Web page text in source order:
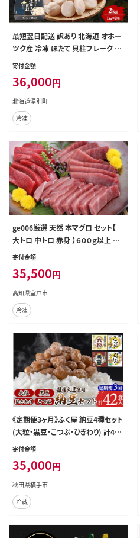
最短翌日配送 訳あり 北海道 オホー
ツク産 冷凍 ほたて 貝柱フレーク 2k
g（1kg×2箱）ホタテ ランキング 海
さと 規格外 人気 ホタテ貝柱
寄付金額
36,000円
北海道湧別町
冷凍
ge006厳選 天然 本マグロ セット【
大トロ 中トロ 赤身 】６００ｇ以上 本
まぐろ 100% 冷凍 刺身 海鮮 丼 さく
寄付金額
35,500円
高知県室戸市
冷凍
《定期便3ヶ月》ふく屋 納豆4種セット
(大粒・黒豆・こつぶ・ひきわり) 計42
食入(大粒・黒豆×各6食／こつぶ・ひ
豆 ふく屋]
寄付金額
35,000円
秋田県横手市
冷蔵